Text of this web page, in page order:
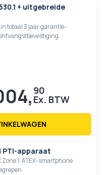
+ uitgebreide
in totaal 3 jaar garantie-
90
PTI-apparaat
1: ATEX-smartphone